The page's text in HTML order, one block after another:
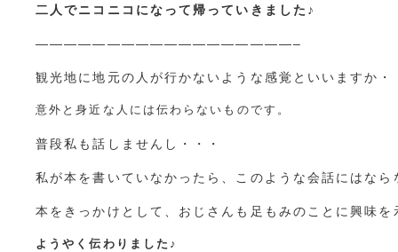
二人でニコニコになって帰っていきました♪
——————————————————–
観光地に地元の人が行かないような感覚といいますか・
意外と身近な人には伝わらないものです。
普段私も話しませんし・・・
私が本を書いていなかったら、このような会話にはな
本をきっかけとして、おじさんも足もみのことに興味
ようやく伝わりました♪